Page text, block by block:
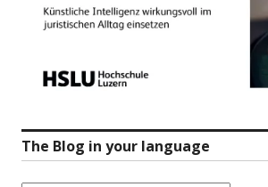
The Blog in your language